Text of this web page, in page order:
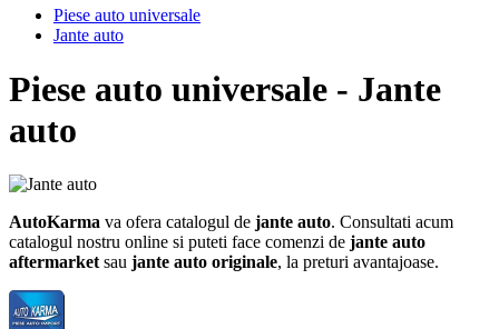
Piese auto universale
Jante auto
Piese auto universale - Jante
auto
AutoKarma va ofera catalogul de jante auto. Consultati acum
catalogul nostru online si puteti face comenzi de jante auto
aftermarketsau jante auto originale, la preturi avantajoase.